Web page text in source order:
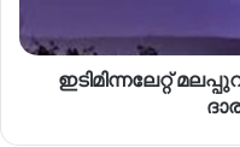
ഇടിമിന്നലേറ്റ്